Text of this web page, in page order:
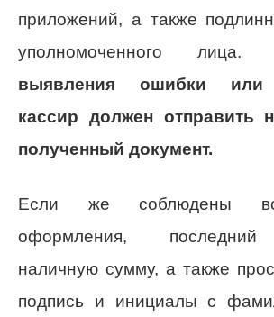
приложений, а также
уполномоченного лица.
выявления ошибки или
кассир должен отправить
полученный документ.
Если же соблюдены
оформления, последний
наличную сумму, а также
подпись и инициалы с